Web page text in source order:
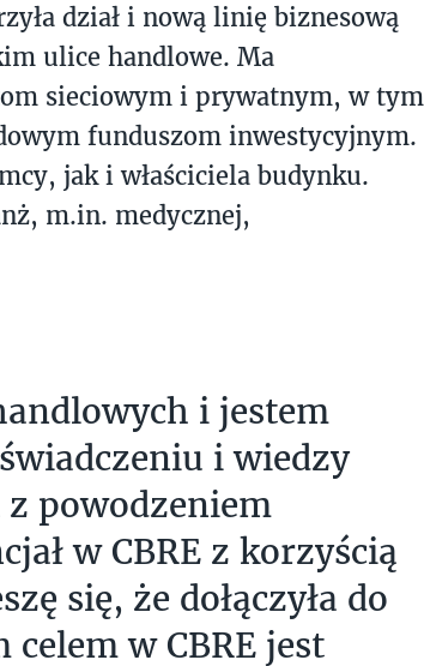
dział i nową linię biznesową
ulice handlowe. Ma
sieciowym i prywatnym, w tym
funduszom inwestycyjnym.
jak i właściciela budynku.
m.in. medycznej,
i jestem
i wiedzy
powodzeniem
w CBRE z korzyścią
się, że dołączyła do
celem w CBRE jest